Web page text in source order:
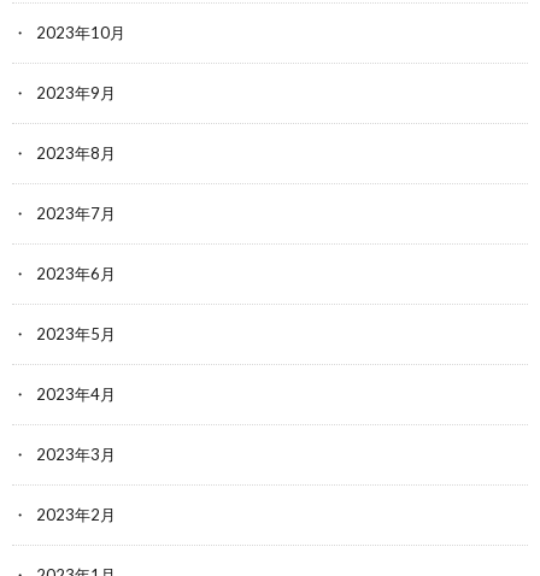
2023年10月
2023年9月
2023年8月
2023年7月
2023年6月
2023年5月
2023年4月
2023年3月
2023年2月